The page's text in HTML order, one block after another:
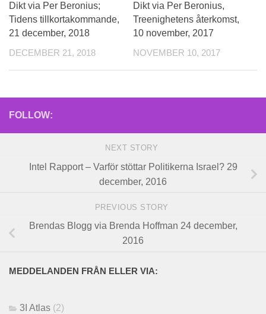
Dikt via Per Beronius;
Tidens tillkortakommande,
21 december, 2018
DECEMBER 21, 2018
Dikt via Per Beronius,
Treenighetens återkomst,
10 november, 2017
NOVEMBER 10, 2017
FOLLOW:
NEXT STORY
Intel Rapport – Varför stöttar Politikerna Israel? 29
december, 2016
PREVIOUS STORY
Brendas Blogg via Brenda Hoffman 24 december,
2016
MEDDELANDEN FRÅN ELLER VIA:
3I Atlas (2)